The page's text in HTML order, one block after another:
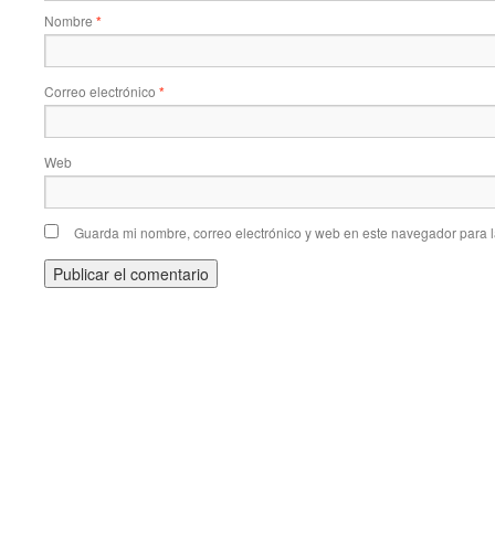
Nombre *
Correo electrónico *
Web
Guarda mi nombre, correo electrónico y web en este navegador para